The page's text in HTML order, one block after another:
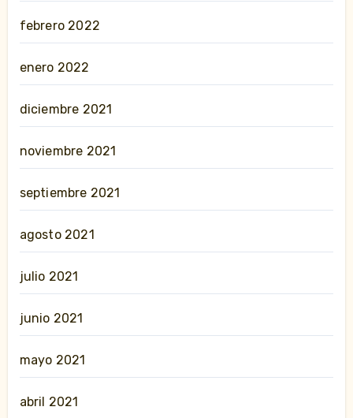
febrero 2022
enero 2022
diciembre 2021
noviembre 2021
septiembre 2021
agosto 2021
julio 2021
junio 2021
mayo 2021
abril 2021